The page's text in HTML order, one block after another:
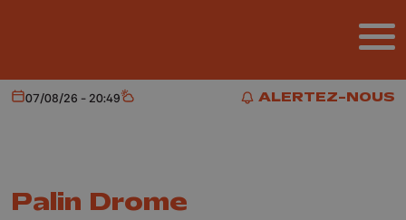
ALERTEZ-NOUS
ALERTEZ-NOUS
Aujourd'hui
07/08/26 - 20:49 Météo
Palin Drome